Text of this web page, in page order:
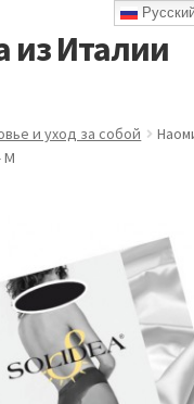
из Италии
и уход за собой
М